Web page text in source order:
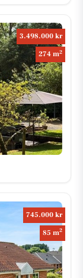
3.498.000 kr
274 m2
745.000 kr
85 m2